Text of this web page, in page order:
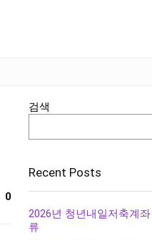
0
검색
Recent Posts
2026년 청년내일저축계
류